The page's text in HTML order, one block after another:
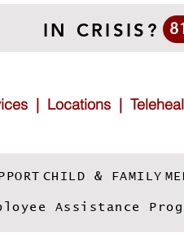
IN CRISIS?
| Locations |
CHILD & FAMILY
Assistance